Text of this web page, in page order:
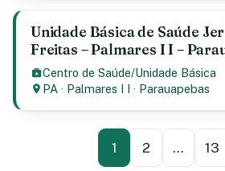
Unidade Básica de Saúde
Freitas – Palmares I I –
Centro de Saúde/Unidade Básica
PA · Palmares I I · Parauapebas
1 2 … 13